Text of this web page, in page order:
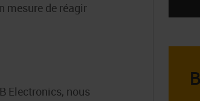
mesure de réagir
Electronics, nous